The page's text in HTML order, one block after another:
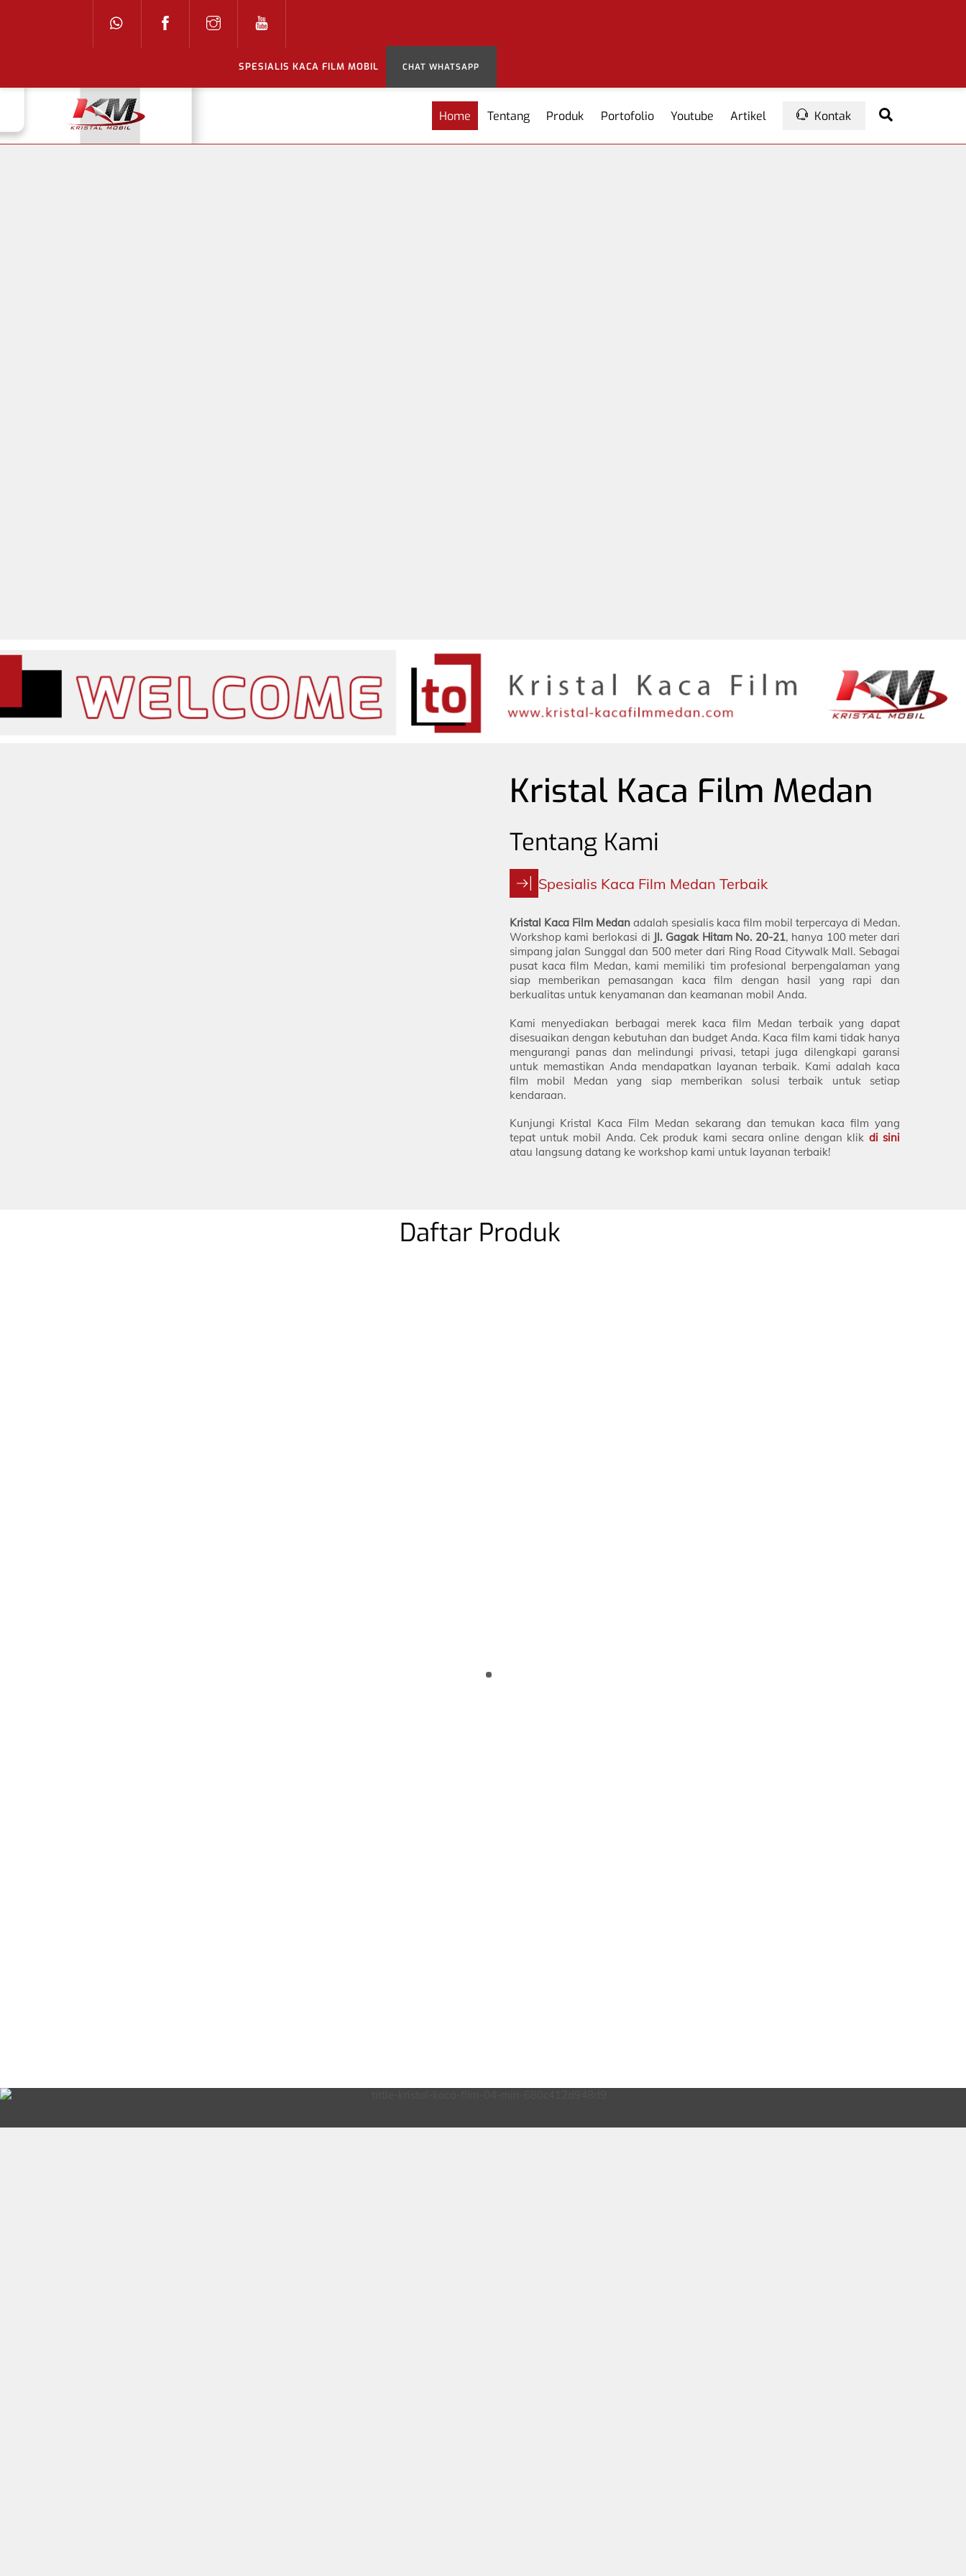
SPESIALIS KACA FILM MOBIL CHAT WHATSAPP
Home Tentang Produk Portofolio Youtube Artikel Kontak
Kristal Kaca Film Medan
Tentang Kami
Spesialis Kaca Film Medan Terbaik
Kristal Kaca Film Medanadalah spesialis kaca film mobil terpercaya di Medan.
Workshop kami berlokasi di Jl. Gagak Hitam No. 20-21, hanya 100 meter dari
simpang jalan Sunggal dan 500 meter dari Ring Road Citywalk Mall. Sebagai
pusat kaca film Medan, kami memiliki tim profesional berpengalaman yang
siap memberikan pemasangan kaca film dengan hasil yang rapi dan
berkualitas untuk kenyamanan dan keamanan mobil Anda.
Kami menyediakan berbagai merek kaca film Medan terbaik yang dapat
disesuaikan dengan kebutuhan dan budget Anda. Kaca film kami tidak hanya
mengurangi panas dan melindungi privasi, tetapi juga dilengkapi garansi
untuk memastikan Anda mendapatkan layanan terbaik. Kami adalah kaca
film mobil Medan yang siap memberikan solusi terbaik untuk setiap
kendaraan.
Kunjungi Kristal Kaca Film Medan sekarang dan temukan kaca film yang
tepat untuk mobil Anda. Cek produk kami secara online dengan klik di sini
atau langsung datang ke workshop kami untuk layanan terbaik!
Daftar Produk